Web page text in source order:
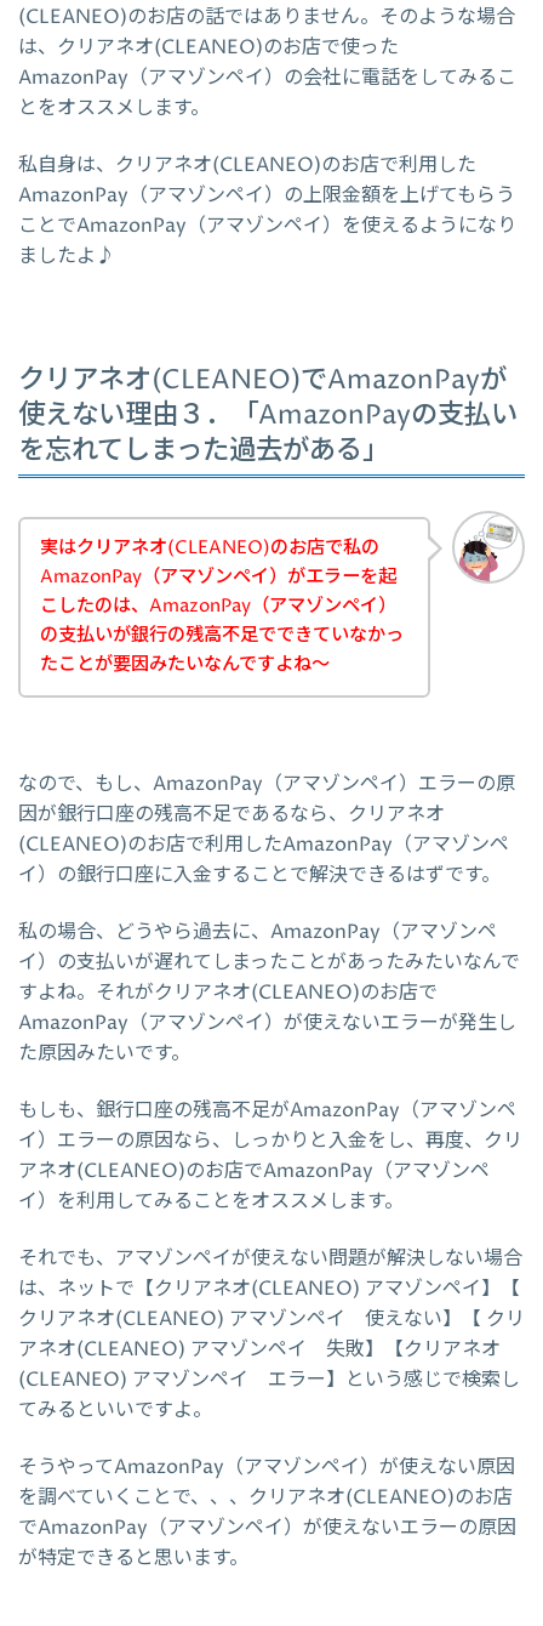
(CLEANEO)のお店の話ではありません。そのような場合
は、クリアネオ(CLEANEO)のお店で使った
AmazonPay（アマゾンペイ）の会社に電話をしてみるこ
とをオススメします。
私自身は、クリアネオ(CLEANEO)のお店で利用した
AmazonPay（アマゾンペイ）の上限金額を上げてもらう
ことでAmazonPay（アマゾンペイ）を使えるようになり
ましたよ♪
クリアネオ(CLEANEO)でAmazonPayが
使えない理由３．「AmazonPayの支払い
を忘れてしまった過去がある」
実はクリアネオ(CLEANEO)のお店で私の
AmazonPay（アマゾンペイ）がエラーを起
こしたのは、AmazonPay（アマゾンペイ）
の支払いが銀行の残高不足でできていなかっ
たことが要因みたいなんですよね～
なので、もし、AmazonPay（アマゾンペイ）エラーの原
因が銀行口座の残高不足であるなら、クリアネオ
(CLEANEO)のお店で利用したAmazonPay（アマゾンペ
イ）の銀行口座に入金することで解決できるはずです。
私の場合、どうやら過去に、AmazonPay（アマゾンペ
イ）の支払いが遅れてしまったことがあったみたいなんで
すよね。それがクリアネオ(CLEANEO)のお店で
AmazonPay（アマゾンペイ）が使えないエラーが発生し
た原因みたいです。
もしも、銀行口座の残高不足がAmazonPay（アマゾンペ
イ）エラーの原因なら、しっかりと入金をし、再度、クリ
アネオ(CLEANEO)のお店でAmazonPay（アマゾンペ
イ）を利用してみることをオススメします。
それでも、アマゾンペイが使えない問題が解決しない場合
は、ネットで【クリアネオ(CLEANEO) アマゾンペイ】【
クリアネオ(CLEANEO) アマゾンペイ 使えない】【 クリ
アネオ(CLEANEO) アマゾンペイ 失敗】【クリアネオ
(CLEANEO) アマゾンペイ エラー】という感じで検索し
てみるといいですよ。
そうやってAmazonPay（アマゾンペイ）が使えない原因
を調べていくことで、、、クリアネオ(CLEANEO)のお店
でAmazonPay（アマゾンペイ）が使えないエラーの原因
が特定できると思います。